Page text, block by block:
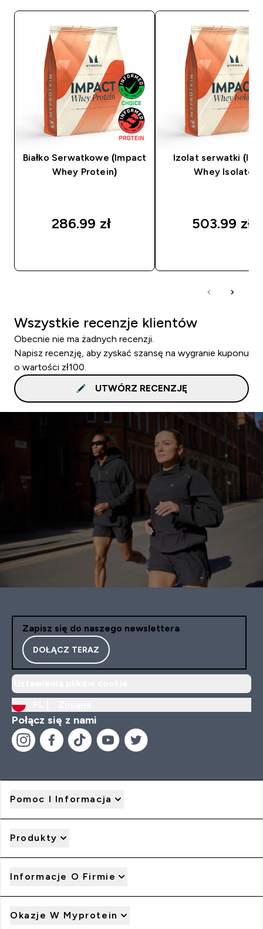
Białko Serwatkowe (Impact
Whey Protein)
286.99 zł‎
Izolat serwatki
Whey Isolate)
503.99 zł‎
Wszystkie recenzje klientów
Obecnie nie ma żadnych recenzji.
Napisz recenzję, aby zyskać szansę na wygranie kuponu
o wartości zł100.
UTWÓRZ RECENZJĘ
Zapisz się do naszego newslettera
DOŁĄCZ TERAZ
Połącz się z nami
Pomoc I Informacja
Produkty
Informacje O Firmie
Okazje W Myprotein